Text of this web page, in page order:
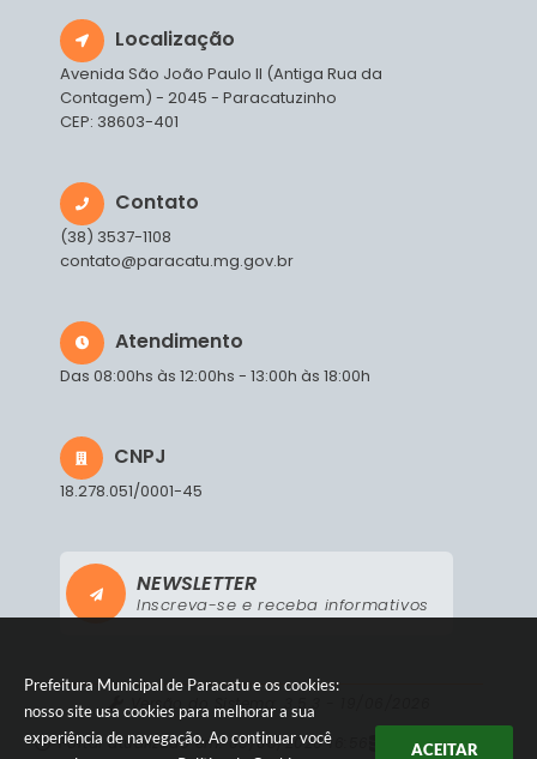
Prefeitura Municipal de Paracatu e os cookies:
nosso site usa cookies para melhorar a sua
experiência de navegação. Ao continuar você
ACEITAR
Localização
Avenida São João Paulo II (Antiga Rua da
Contagem) - 2045 - Paracatuzinho
CEP: 38603-401
Contato
(38) 3537-1108
contato@paracatu.mg.gov.br
Atendimento
Das 08:00hs às 12:00hs - 13:00h às 18:00h
CNPJ
18.278.051/0001-45
NEWSLETTER
Inscreva-se e receba informativos
Versão do Sistema:
Portal atualizado em:05/08/2026 16:56 Dados Abertos